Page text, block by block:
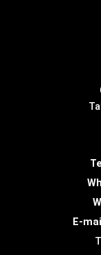
E-